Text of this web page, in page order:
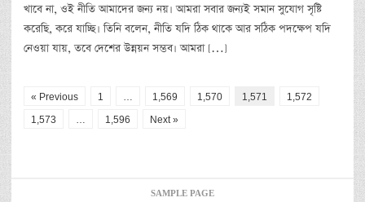
খাবে না, ওই নীতি আমাদের জন্য নয়। আমরা সবার জন্যই সমান সুযোগ সৃষ্টি
করেছি, করে যাচ্ছি। তিনি বলেন, নীতি যদি ঠিক থাকে আর সঠিক পদক্ষেপ যদি
নেওয়া যায়, তবে দেশের উন্নয়ন সম্ভব। আমরা […]
« Previous 1 1,569 1,570 1,571
1,572
1,573
1,596 Next »
SAMPLE PAGE